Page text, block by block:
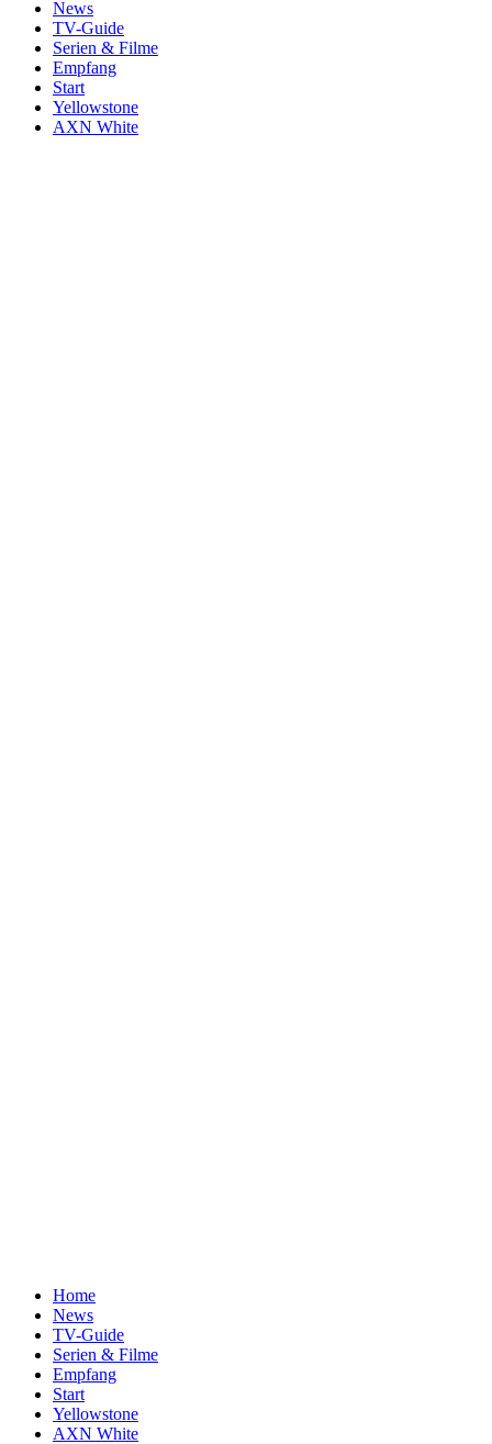
News
TV-Guide
Serien & Filme
Empfang
Start
Yellowstone
AXN White
Home
News
TV-Guide
Serien & Filme
Empfang
Start
Yellowstone
AXN White